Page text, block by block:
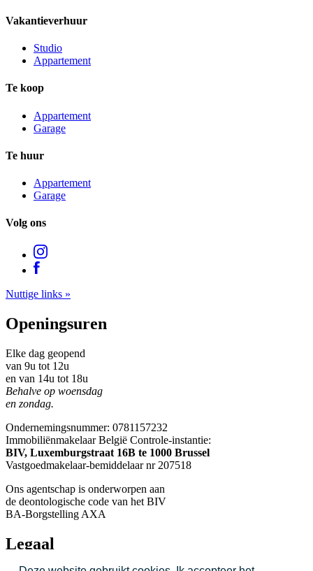
Vakantieverhuur
Studio
Appartement
Te koop
Appartement
Garage
Te huur
Appartement
Garage
Volg ons
Nuttige links »
Openingsuren
Elke dag geopend
van 9u tot 12u
en van 14u tot 18u
Behalve op woensdag
en zondag.
Ondernemingsnummer: 0781157232
Immobiliënmakelaar België Controle-instantie:
BIV, Luxemburgstraat 16B te 1000 Brussel
Vastgoedmakelaar-bemiddelaar nr 207518
Ons agentschap is onderworpen aan
de deontologische code van het BIV
BA-Borgstelling AXA
Legaal